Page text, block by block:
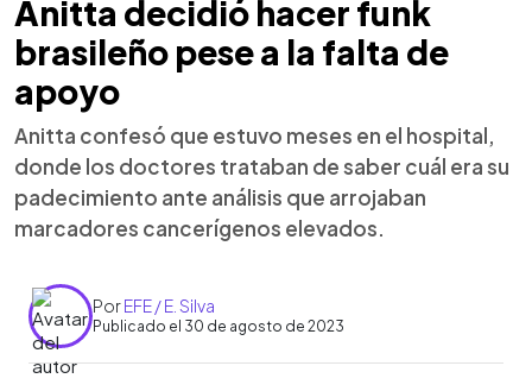
Anitta decidió hacer funk
brasileño pese a la falta de
apoyo
Anitta confesó que estuvo meses en el hospital,
donde los doctores trataban de saber cuál era su
padecimiento ante análisis que arrojaban
marcadores cancerígenos elevados.
PorEFE / E. Silva
Publicado el 30 de agosto de 2023